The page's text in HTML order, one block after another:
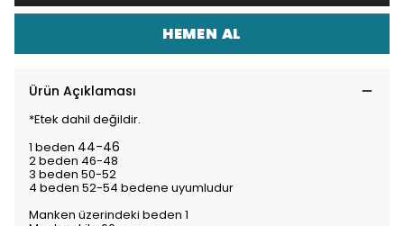
HEMEN AL
Ürün Açıklaması
*Etek dahil değildir.
1 beden 44-46
2 beden 46-48
3 beden 50-52
4 beden 52-54 bedene uyumludur
Manken üzerindeki beden 1